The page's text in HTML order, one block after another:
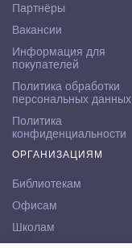
Партнёры
Вакансии
Информация для
покупателей
Политика обработки
персональных данных
Политика
конфиденциальности
ОРГАНИЗАЦИЯМ
Библиотекам
Офисам
Школам